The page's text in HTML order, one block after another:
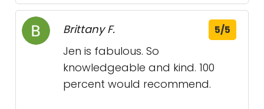
Brittany F. 5/5
Jen is fabulous. So
knowledgeable and kind. 100
percent would recommend.